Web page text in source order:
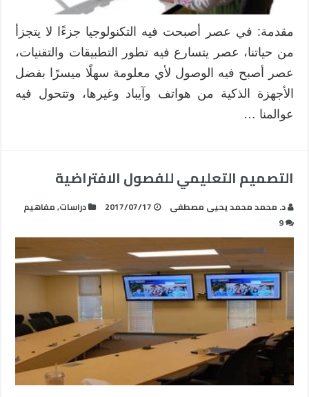
مقدمة: في عصر أصبحت فيه التكنولوجيا جزءًا لا يتجزأ
من حياتنا، عصر يتسارع فيه تطور التطبيقات والتقنيات،
عصر أصبح فيه الوصول لأي معلومة سهلًا ميسرًا بفضل
الأجهزة الذكية من هواتف وآيباد وغيرها، وتتحول فيه
عوالمنا …
التصميم التعليمي للفصول الافتراضية
د. محمد محمد يحيى مصطفى 2017/07/17 دراسات,مفاهيم
9